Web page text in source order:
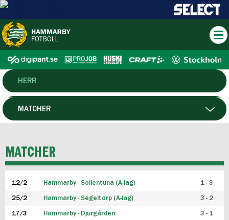
HERR
DAM
P19
F19
FUTSAL HERR
MATCHER
MATCHER
12/2 Hammarby - Sollentuna (A-lag) 1 - 3
25/2 Hammarby - Segeltorp (A-lag) 3 - 2
17/3 Hammarby - Djurgården 3 - 1